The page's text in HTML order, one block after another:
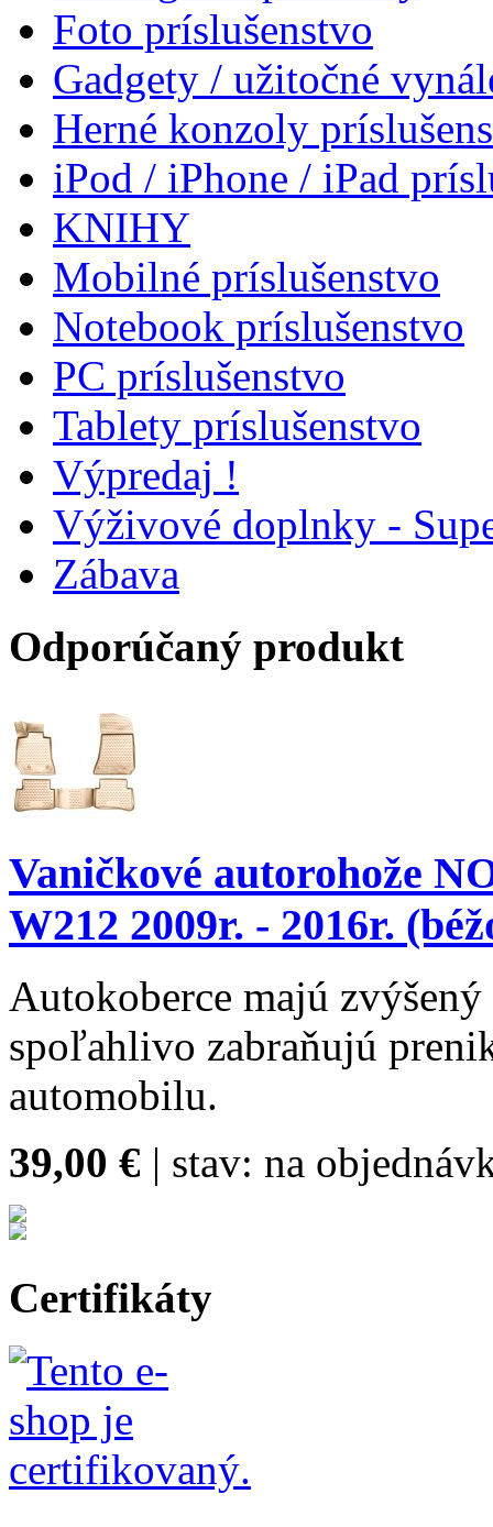
Foto príslušenstvo
Gadgety / užitočné
Herné konzoly
iPod / iPhone / iPad
KNIHY
Mobilné príslušenstvo
Notebook príslušenstvo
PC príslušenstvo
Tablety príslušenstvo
Výpredaj !
Výživové doplnky -
Zábava
Odporúčaný produkt
Vaničkové autorohože
W212 2009r. - 2016r.
Autokoberce majú
spoľahlivo zabraňujú
automobilu.
39,00 € | stav: na
Certifikáty